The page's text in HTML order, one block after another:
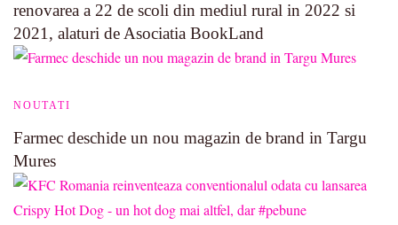
renovarea a 22 de scoli din mediul rural in 2022 si
2021, alaturi de Asociatia BookLand
NOUTATI
Farmec deschide un nou magazin de brand in Targu
Mures